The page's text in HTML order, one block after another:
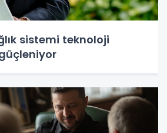
sistemi teknoloji